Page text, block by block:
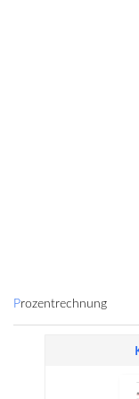
Prozentrechnung